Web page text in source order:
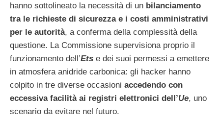
hanno sottolineato la necessità di un bilanciamento
tra le richieste di sicurezza e i costi amministrativi
per le autorità, a conferma della complessità della
questione. La Commissione supervisiona proprio il
funzionamento dell’Ets e dei suoi permessi a emettere
in atmosfera anidride carbonica: gli hacker hanno
colpito in tre diverse occasioni accedendo con
eccessiva facilità ai registri elettronici dell’Ue, uno
scenario da evitare nel futuro.